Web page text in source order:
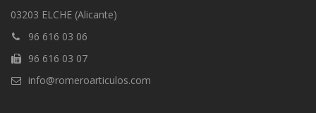
03203 ELCHE (Alicante)
96 616 03 06
96 616 03 07
info@romeroarticulos.com